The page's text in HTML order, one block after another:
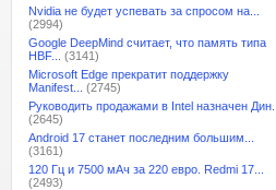
Nvidia не будет успевать за спросом на...
(2994)
Google DeepMind считает, что память типа
HBF...
(3141)
Microsoft Edge прекратит поддержку
Manifest...
(2745)
Руководить продажами в Intel назначен Дин...
(2645)
Android 17 станет последним большим...
(3161)
120 Гц и 7500 мАч за 220 евро. Redmi 17...
(2493)